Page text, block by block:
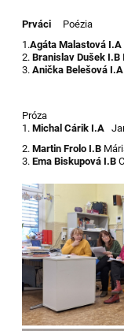
Prváci Poézia
1.Agáta Malastová I.A
2.Branislav Dušek I.B
3.Anička Belešová I.A
Próza
1.Michal Cárik I.A
2.Martin Frolo I.B
3.Ema Biskupová I.B